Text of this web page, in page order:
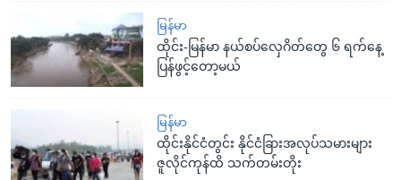
မြန်မာ
ထိုင်း-မြန်မာ နယ်စပ်လှေဂိတ်တွေ ၆ ရက်နေ့
ပြန်ဖွင့်တော့မယ်
မြန်မာ
ထိုင်းနိုင်ငံတွင်း နိုင်ငံခြားအလုပ်သမားများ
ဇူလိုင်ကုန်ထိ သက်တမ်းတိုး